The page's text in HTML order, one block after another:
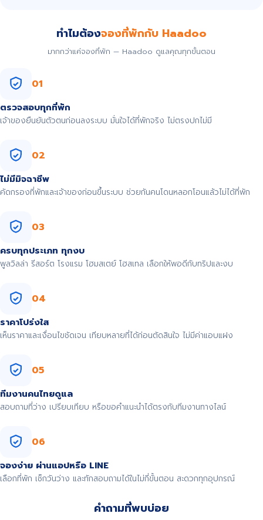
ทำไมต้องจองที่พักกับ Haadoo
มากกว่าแค่จองที่พัก — Haadoo ดูแลคุณทุกขั้นตอน
01
ตรวจสอบทุกที่พัก
เจ้าของยืนยันตัวตนก่อนลงระบบ มั่นใจได้ที่พักจริง ไม่ตรงปกไม่มี
02
ไม่มีมิจฉาชีพ
คัดกรองที่พักและเจ้าของก่อนขึ้นระบบ ช่วยกันคนโดนหลอกโอนแล้วไม่ได้ที่พัก
03
ครบทุกประเภท ทุกงบ
พูลวิลล่า รีสอร์ต โรงแรม โฮมสเตย์ โฮสเทล เลือกให้พอดีกับทริปและงบ
04
ราคาโปร่งใส
เห็นราคาและเงื่อนไขชัดเจน เทียบหลายที่ได้ก่อนตัดสินใจ ไม่มีค่าแอบแฝง
05
ทีมงานคนไทยดูแล
สอบถามที่ว่าง เปรียบเทียบ หรือขอคำแนะนำได้ตรงกับทีมงานทางไลน์
06
จองง่าย ผ่านแอปหรือ LINE
เลือกที่พัก เช็กวันว่าง และทักสอบถามได้ในไม่กี่ขั้นตอน สะดวกทุกอุปกรณ์
คำถามที่พบบ่อย